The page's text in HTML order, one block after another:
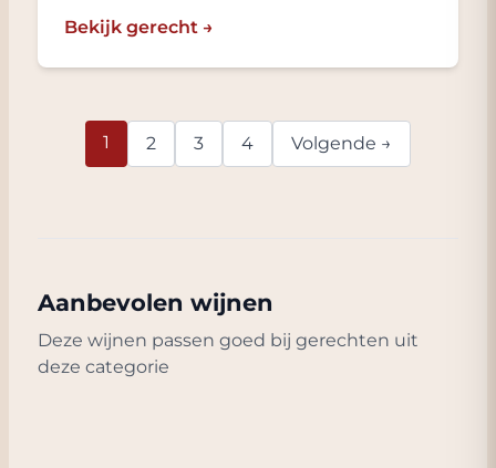
Bekijk gerecht →
1 2 3 4 Volgende →
Aanbevolen wijnen
Deze wijnen passen goed bij gerechten uit
deze categorie